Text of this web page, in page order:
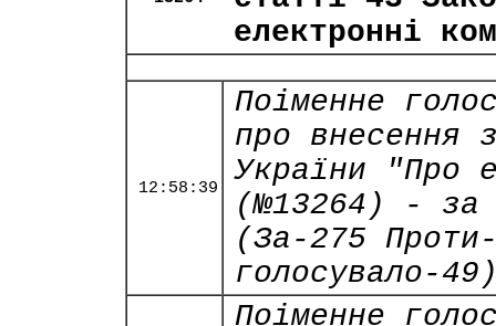
електронні
12:58:39
Поіменне
про внесення
України "Про
(№13264) - за
(За-275
голосувало-
Поіменне